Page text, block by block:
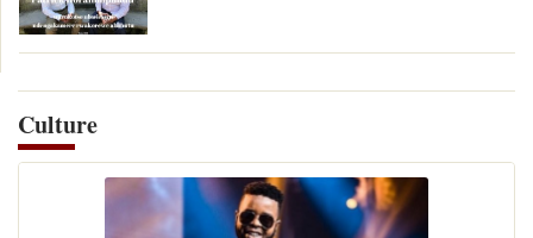
Culture